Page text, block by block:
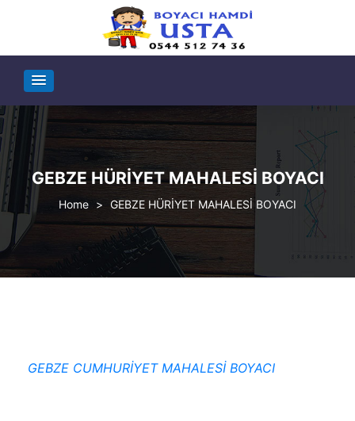
GEBZE HÜRİYET MAHALESİ BOYACI
> GEBZE HÜRİYET MAHALESİ BOYACI
GEBZE CUMHURİYET MAHALESİ BOYACI